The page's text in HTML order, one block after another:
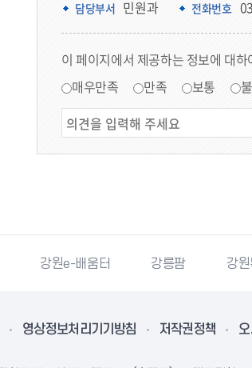
담당부서 민원과 전화번호
이 페이지에서 제공하는 정보에 대
매우만족
만족 보통
강원e-배움터 강릉팜 강
영상정보처리기기방침 저작권정책